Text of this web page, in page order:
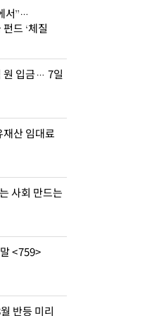
서”…
드 ‘체질
원 입금… 7일
재산 임대료
사회 만드는
<759>
반등 미리